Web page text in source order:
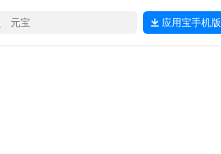
应用宝手机版